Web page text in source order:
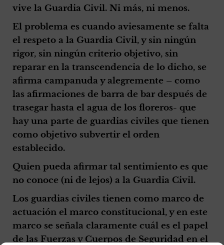
vive la Guardia Civil. Ni más, ni menos.
El problema es cuando aviesamente se falta
el respeto a la Guardia Civil, y sin ningún
rigor, sin ningún criterio objetivo, sin
reparar en la transcendencia de lo dicho, se
afirma campanuda y alegremente – como
las afirmaciones de barra de bar después de
trasegar hasta el agua de los floreros- que
hay una parte de guardias civiles que tienen
como objetivo subvertir el orden
establecido.
Quien pueda afirmar tal sentimiento es que
no conoce (ni de lejos) a la Guardia Civil.
Los guardias civiles tienen como marco de
actuación el marco constitucional, y en este
marco se señala claramente cuál es el papel
de las Fuerzas y Cuerpos de Seguridad en el